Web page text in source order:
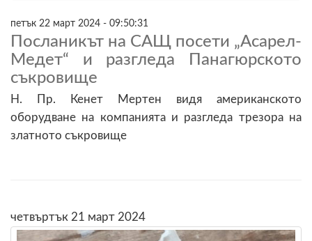
петък 22 март 2024 - 09:50:31
Посланикът на САЩ посети „Асарел-
Медет“ и разгледа Панагюрското
съкровище
Н. Пр. Кенет Мертен видя американското
оборудване на компанията и разгледа трезора на
златното съкровище
четвъртък 21 март 2024